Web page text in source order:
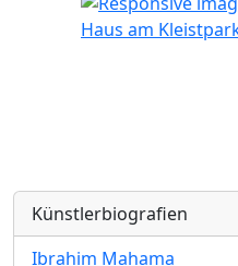
Haus am
Künstlerbiografien
Ibrahim Mahama